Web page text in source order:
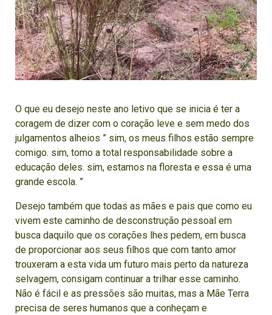
O que eu desejo neste ano letivo que se inicia é ter a
coragem de dizer com o coração leve e sem medo dos
julgamentos alheios ” sim, os meus filhos estão sempre
comigo. sim, tomo a total responsabilidade sobre a
educação deles. sim, estamos na floresta e essa é uma
grande escola. ”
Desejo também que todas as mães e pais que como eu
vivem este caminho de desconstrução pessoal em
busca daquilo que os corações lhes pedem, em busca
de proporcionar aos seus filhos que com tanto amor
trouxeram a esta vida um futuro mais perto da natureza
selvagem, consigam continuar a trilhar esse caminho.
Não é fácil e as pressões são muitas, mas a Mãe Terra
precisa de seres humanos que a conheçam e